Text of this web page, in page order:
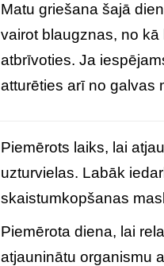
Matu griešana šajā
vairot blaugznas, no kā
atbrīvoties. Ja
atturēties arī no galvas
Piemērots laiks, lai
uzturvielas. Labāk
skaistumkopšanas
Piemērota diena, lai
atjauninātu organismu